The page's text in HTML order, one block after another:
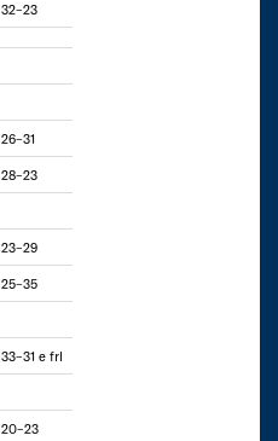
32–23
26–31
28–23
23–29
25–35
33–31 e frl
20–23